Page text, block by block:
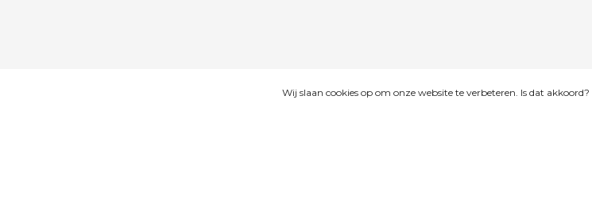
Wij slaan cookies op om onze website te verbeteren. Is dat akkoord?